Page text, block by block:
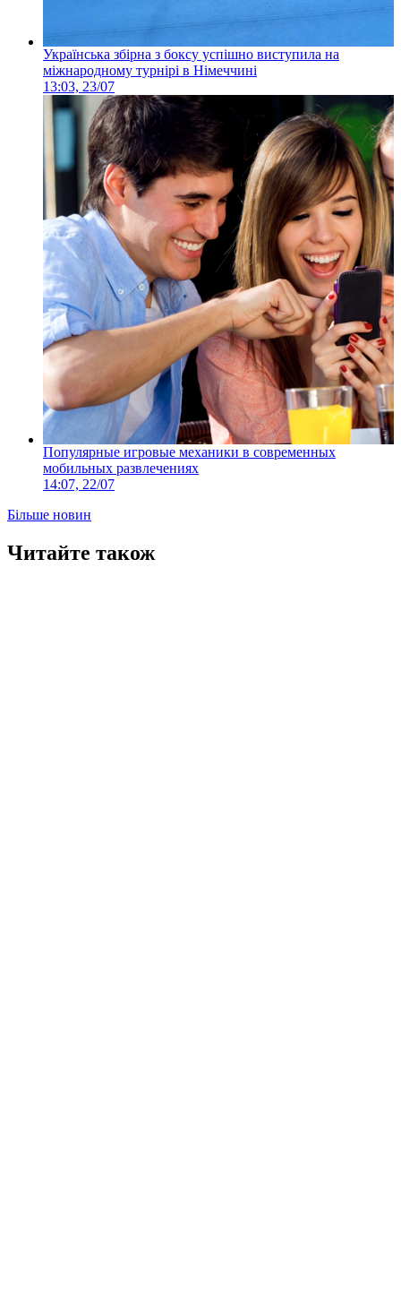
Українська збірна з боксу успішно виступила на
міжнародному турнірі в Німеччині
13:03, 23/07
Популярные игровые механики в современных
мобильных развлечениях
14:07, 22/07
Більше новин
Читайте також